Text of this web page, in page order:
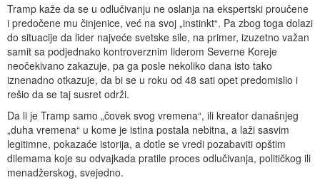
Tramp kaže da se u odlučivanju ne oslanja na ekspertski proučene
i predočene mu činjenice, već na svoj „instinkt“. Pa zbog toga dolazi
do situacije da lider najveće svetske sile, na primer, izuzetno važan
samit sa podjednako kontroverznim liderom Severne Koreje
neočekivano zakazuje, pa ga posle nekoliko dana isto tako
iznenadno otkazuje, da bi se u roku od 48 sati opet predomislio i
rešio da se taj susret održi.
Da li je Tramp samo „čovek svog vremena“, ili kreator današnjeg
„duha vremena“ u kome je istina postala nebitna, a laži sasvim
legitimne, pokazaće istorija, a dotle se vredi pozabaviti opštim
dilemama koje su odvajkada pratile proces odlučivanja, političkog ili
menadžerskog, svejedno.